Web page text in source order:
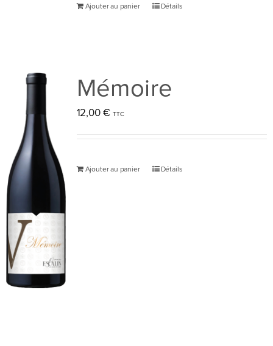
Ajouter au panier Détails
Mémoire
12,00€
Ajouter au panier Détails